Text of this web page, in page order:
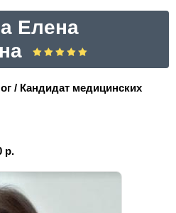
Елена
/ Кандидат медицинских
р.